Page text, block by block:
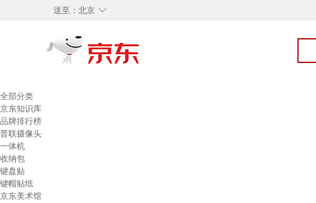
◇
送至： 北京
全部分类
京东知识库
品牌排行榜
普联摄像头
一体机
收纳包
键盘贴
键帽贴纸
京东美术馆